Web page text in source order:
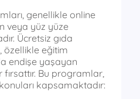
genellikle online
veya yüz yüze
Ücretsiz gıda
özellikle eğitim
endişe yaşayan
Bu programlar,
kapsamaktadır: